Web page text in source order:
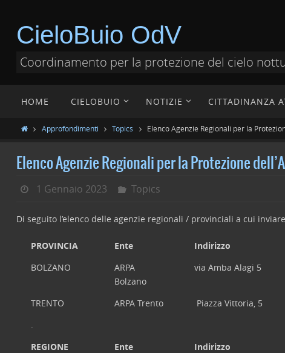
CieloBuio OdV
Coordinamento per la protezione del cielo
HOME CIELOBUIO NOTIZIE CITTADINANZA
Approfondimenti Topics Elenco Agenzie Regionali per la
Elenco Agenzie Regionali per la Protezione
1 Gennaio 2023 Topics
Di seguito l’elenco delle agenzie regionali / provinciali a cui
PROVINCIA Ente Indirizzo
BOLZANO
ARPA
Bolzano
via Amba Alagi 5
TRENTO ARPA Trento Piazza Vittoria, 5
.
REGIONE
Ente Indirizzo